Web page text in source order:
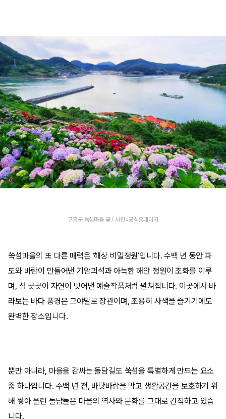
고흥군 쑥섬마을 꽃 / 사진=공식홈페이지
쑥섬마을의 또 다른 매력은 ‘해상 비밀정원’입니다. 수백 년 동안 파
도와 바람이 만들어낸 기암괴석과 아늑한 해안 정원이 조화를 이루
며, 섬 곳곳이 자연이 빚어낸 예술작품처럼 펼쳐집니다. 이곳에서 바
라보는 바다 풍경은 그야말로 장관이며, 조용히 사색을 즐기기에도
완벽한 장소입니다.
뿐만 아니라, 마을을 감싸는 돌담길도 쑥섬을 특별하게 만드는 요소
중 하나입니다. 수백 년 전, 바닷바람을 막고 생활공간을 보호하기 위
해 쌓아 올린 돌담들은 마을의 역사와 문화를 그대로 간직하고 있습
니다.